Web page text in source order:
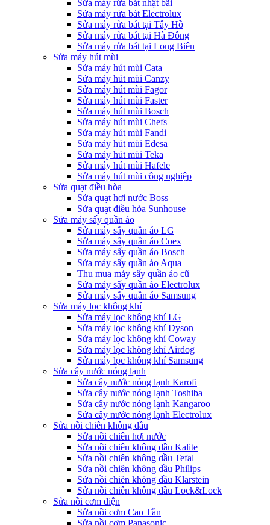
Sửa máy rửa bát nhật bãi
Sửa máy rửa bát Electrolux
Sửa máy rửa bát tại Tây Hồ
Sửa máy rửa bát tại Hà Đông
Sửa máy rửa bát tại Long Biên
Sửa máy hút mùi
Sửa máy hút mùi Cata
Sửa máy hút mùi Canzy
Sửa máy hút mùi Fagor
Sửa máy hút mùi Faster
Sửa máy hút mùi Bosch
Sửa máy hút mùi Chefs
Sửa máy hút mùi Fandi
Sửa máy hút mùi Edesa
Sửa máy hút mùi Teka
Sửa máy hút mùi Hafele
Sửa máy hút mùi công nghiệp
Sửa quạt điều hòa
Sửa quạt hơi nước Boss
Sửa quạt điều hòa Sunhouse
Sửa máy sấy quần áo
Sửa máy sấy quần áo LG
Sửa máy sấy quần áo Coex
Sửa máy sấy quần áo Bosch
Sửa máy sấy quần áo Aqua
Thu mua máy sấy quần áo cũ
Sửa máy sấy quần áo Electrolux
Sửa máy sấy quần áo Samsung
Sửa máy lọc không khí
Sửa máy lọc không khí LG
Sửa máy lọc không khí Dyson
Sửa máy lọc không khí Coway
Sửa máy lọc không khí Airdog
Sửa máy lọc không khí Samsung
Sửa cây nước nóng lạnh
Sửa cây nước nóng lạnh Karofi
Sửa cây nước nóng lạnh Toshiba
Sửa cây nước nóng lạnh Kangaroo
Sửa cây nước nóng lạnh Electrolux
Sửa nồi chiên không dầu
Sửa nồi chiên hơi nước
Sửa nồi chiên không dầu Kalite
Sửa nồi chiên không dầu Tefal
Sửa nồi chiên không dầu Philips
Sửa nồi chiên không dầu Klarstein
Sửa nồi chiên không dầu Lock&Lock
Sửa nồi cơm điện
Sửa nồi cơm Cao Tần
Sửa nồi cơm Panasonic